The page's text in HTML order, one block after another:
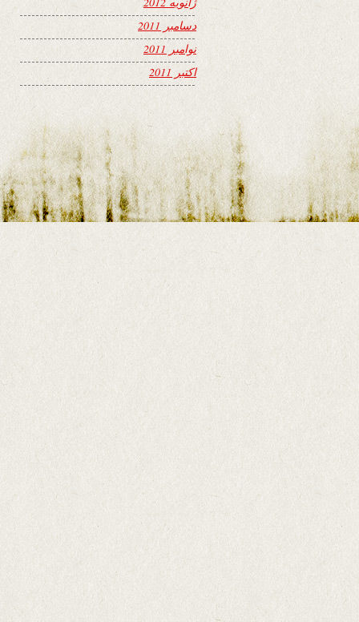
دسامبر 2011
نوامبر 2011
اکتبر 2011